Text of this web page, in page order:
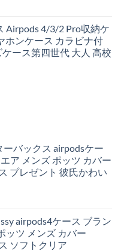
Airpods 4/3/2 Pro収納ケ
ホンケース カラビナ付
ース第四世代 大人 高校
バックス airpodsケー
ア メンズ ポッツ カバー
プレゼント 彼氏かわい
airpods4ケース ブラン
ッツ メンズ カバー
ソフトクリア